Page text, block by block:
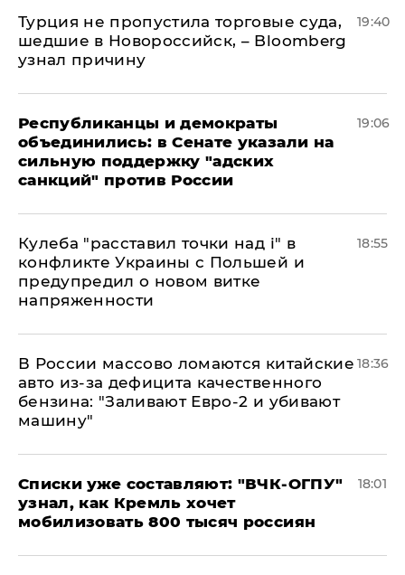
Турция не пропустила торговые суда,
шедшие в Новороссийск, – Bloomberg
узнал причину
19:40
Республиканцы и демократы
объединились: в Сенате указали на
сильную поддержку "адских
санкций" против России
19:06
Кулеба "расставил точки над і" в
конфликте Украины с Польшей и
предупредил о новом витке
напряженности
18:55
В России массово ломаются китайские
авто из-за дефицита качественного
бензина: "Заливают Евро-2 и убивают
машину"
18:36
Списки уже составляют: "ВЧК-ОГПУ"
узнал, как Кремль хочет
мобилизовать 800 тысяч россиян
18:01